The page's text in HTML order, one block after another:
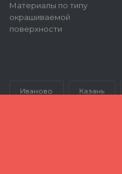
Материалы по типу
окрашиваемой
поверхности
Иваново Казань
© 2026 Все права